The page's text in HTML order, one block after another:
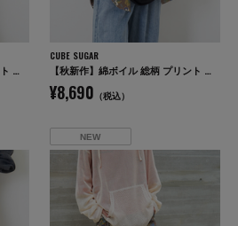
【秋新作】綿ボイル 総柄 プリント 袖ロールアップ シャツ
CUBE SUGAR
【秋新作】綿ボイル 総柄 プリント 袖ロールアップ シャツ
¥8,690 （税込）
NEW